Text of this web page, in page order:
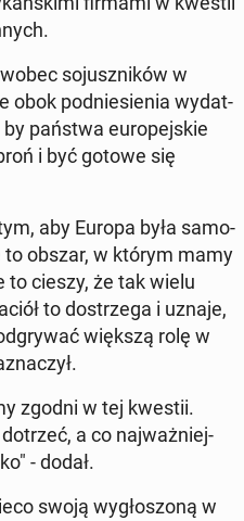
so­jusz­ni­ków w
obok pod­nie­sie­nia wy­dat­
państwa eu­ro­pej­skie
i być gotowe się
aby Europa była sa­mo­
obszar, w którym mamy
to cieszy, że tak wielu
to do­strze­ga i uznaje,
większą rolę w
zgodni w tej kwestii.
a co naj­waż­niej­
- dodał.
swoją wy­gło­szo­ną w